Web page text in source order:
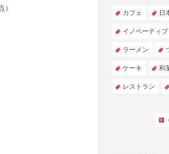
カフェ 日
イノベーティブ
ラーメン
ケーキ 和
レストラン